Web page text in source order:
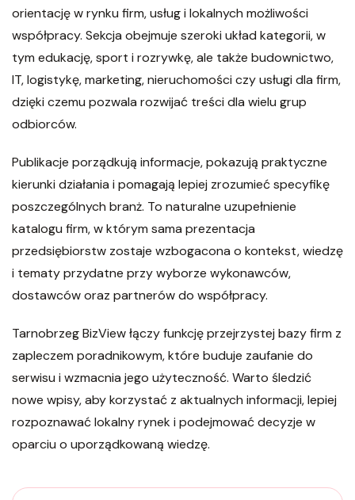
orientację w rynku firm, usług i lokalnych możliwości
współpracy. Sekcja obejmuje szeroki układ kategorii, w
tym edukację, sport i rozrywkę, ale także budownictwo,
IT, logistykę, marketing, nieruchomości czy usługi dla firm,
dzięki czemu pozwala rozwijać treści dla wielu grup
odbiorców.
Publikacje porządkują informacje, pokazują praktyczne
kierunki działania i pomagają lepiej zrozumieć specyfikę
poszczególnych branż. To naturalne uzupełnienie
katalogu firm, w którym sama prezentacja
przedsiębiorstw zostaje wzbogacona o kontekst, wiedzę
i tematy przydatne przy wyborze wykonawców,
dostawców oraz partnerów do współpracy.
Tarnobrzeg BizView łączy funkcję przejrzystej bazy firm z
zapleczem poradnikowym, które buduje zaufanie do
serwisu i wzmacnia jego użyteczność. Warto śledzić
nowe wpisy, aby korzystać z aktualnych informacji, lepiej
rozpoznawać lokalny rynek i podejmować decyzje w
oparciu o uporządkowaną wiedzę.